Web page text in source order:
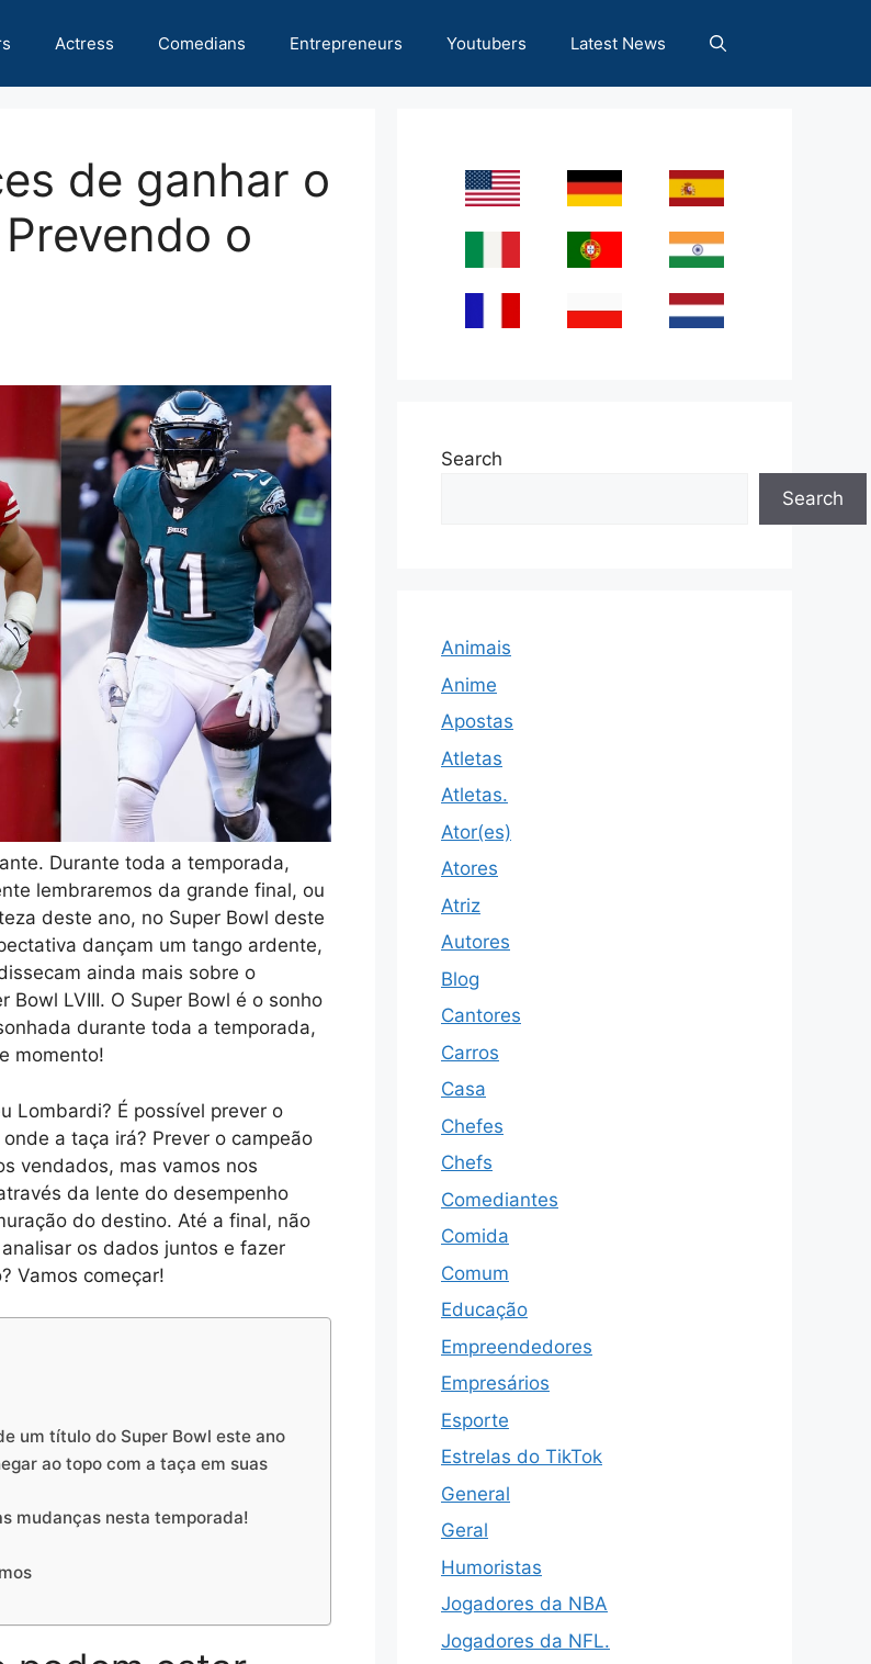
Actress Comedians Entrepreneurs Youtubers Latest News
de ganhar o
o
Durante toda a temporada,
lembraremos da grande final, ou
deste ano, no Super Bowl deste
dançam um tango ardente,
ainda mais sobre o
Bowl LVIII. O Super Bowl é o sonho
durante toda a temporada,
momento!
Lombardi? É possível prever o
a taça irá? Prever o campeão
vendados, mas vamos nos
da lente do desempenho
do destino. Até a final, não
os dados juntos e fazer
Vamos começar!
um título do Super Bowl este ano
ao topo com a taça em suas
mudanças nesta temporada!
Search
Search
Animais
Anime
Apostas
Atletas
Atletas.
Ator(es)
Atores
Atriz
Autores
Blog
Cantores
Carros
Casa
Chefes
Chefs
Comediantes
Comida
Comum
Educação
Empreendedores
Empresários
Esporte
Estrelas do TikTok
General
Geral
Humoristas
Jogadores da NBA
Jogadores da NFL.